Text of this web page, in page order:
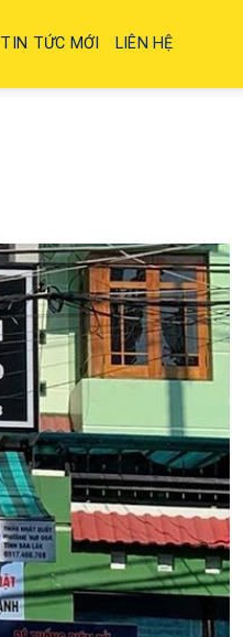
TIN TỨC MỚI LIÊN HỆ